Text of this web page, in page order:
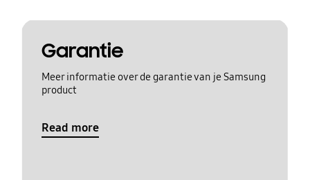
Garantie
Meer informatie over de garantie van je Samsung
product
Read more